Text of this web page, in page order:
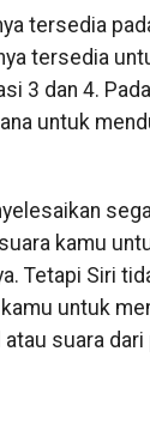
tersedia
tersedia
3 dan 4.
untuk
kamu
Tetapi Siri
untuk
suara dari